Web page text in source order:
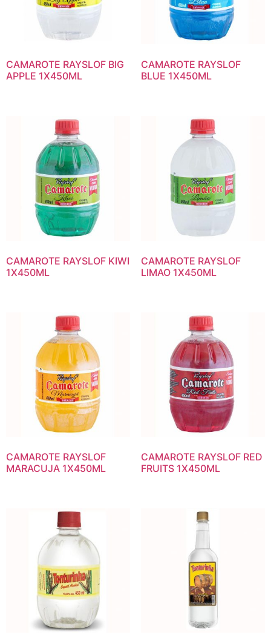
CAMAROTE RAYSLOF BIG
APPLE 1X450ML
CAMAROTE RAYSLOF
BLUE 1X450ML
CAMAROTE RAYSLOF KIWI
1X450ML
CAMAROTE RAYSLOF
LIMAO 1X450ML
CAMAROTE RAYSLOF
MARACUJA 1X450ML
CAMAROTE RAYSLOF RED
FRUITS 1X450ML